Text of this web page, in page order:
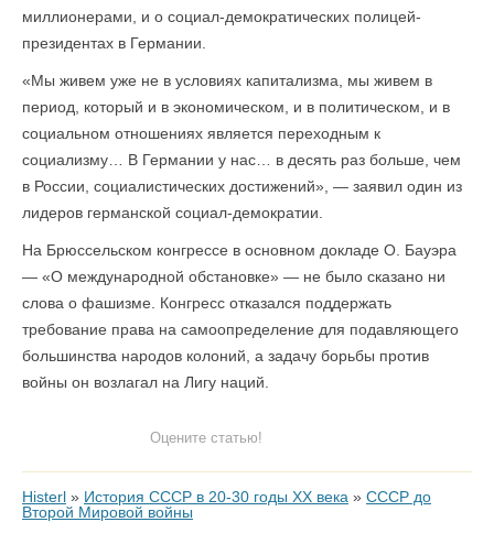
миллионерами, и о социал-демократических полицей-
президентах в Германии.
«Мы живем уже не в условиях капитализма, мы живем в
период, который и в экономическом, и в политическом, и в
социальном отношениях является переходным к
социализму… В Германии у нас… в десять раз больше, чем
в России, социалистических достижений», — заявил один из
лидеров германской социал-демократии.
На Брюссельском конгрессе в основном докладе О. Бауэра
— «О международной обстановке» — не было сказано ни
слова о фашизме. Конгресс отказался поддержать
требование права на самоопределение для подавляющего
большинства народов колоний, а задачу борьбы против
войны он возлагал на Лигу наций.
Оцените статью!
Histerl » История СССР в 20-30 годы ХХ века » СССР до
Второй Мировой войны